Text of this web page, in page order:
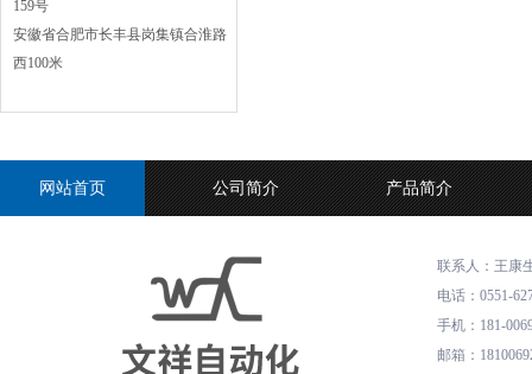
159号
安徽省合肥市长丰县岗集镇合淮路
西100米
网站首页 公司简介 产品简介
联系人：王康
电话 ： 0551-
手机 ： 181-
邮箱 ：